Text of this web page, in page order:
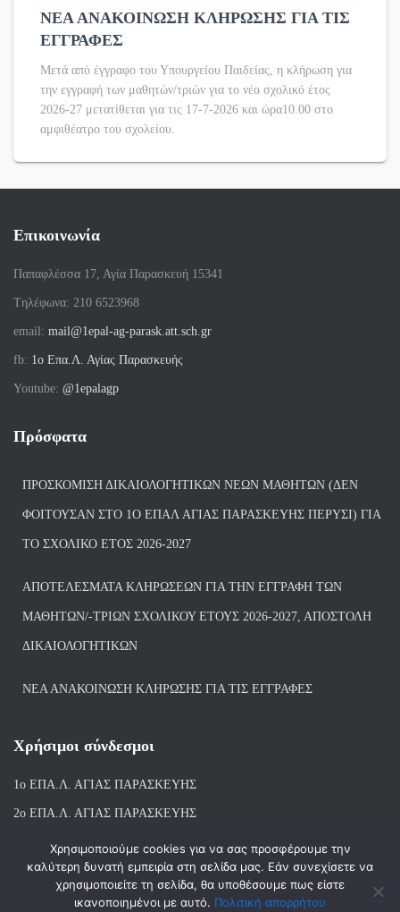
ΝΕΑ ΑΝΑΚΟΙΝΩΣΗ ΚΛΗΡΩΣΗΣ ΓΙΑ ΤΙΣ
ΕΓΓΡΑΦΕΣ
Μετά από έγγραφο του Υπουργείου Παιδείας, η κλήρωση για
την εγγραφή των μαθητών/τριών για το νέο σχολικό έτος
2026-27 μετατίθεται για τις 17-7-2026 και ώρα10.00 στο
αμφιθέατρο του σχολείου.
Επικοινωνία
Παπαφλέσσα 17, Αγία Παρασκευή 15341
Tηλέφωνα: 210 6523968
email: mail@1epal-ag-parask.att.sch.gr
fb: 1ο Επα.Λ. Αγίας Παρασκευής
Youtube: @1epalagp
Πρόσφατα
ΠΡΟΣΚΌΜΙΣΗ ΔΙΚΑΙΟΛΟΓΗΤΙΚΏΝ ΝΈΩΝ ΜΑΘΗΤΏΝ (ΔΕΝ
ΦΟΙΤΟΎΣΑΝ ΣΤΟ 1Ο ΕΠΑΛ ΑΓΙΑΣ ΠΑΡΑΣΚΕΥΗΣ ΠΈΡΥΣΙ) ΓΙΑ
ΤΟ ΣΧΟΛΙΚΌ ΈΤΟΣ 2026-2027
ΑΠΟΤΕΛΈΣΜΑΤΑ ΚΛΗΡΏΣΕΩΝ ΓΙΑ ΤΗΝ ΕΓΓΡΑΦΉ ΤΩΝ
ΜΑΘΗΤΏΝ/-ΤΡΙΏΝ ΣΧΟΛΙΚΟΎ ΈΤΟΥΣ 2026-2027, ΑΠΟΣΤΟΛΉ
ΔΙΚΑΙΟΛΟΓΗΤΙΚΏΝ
ΝΕΑ ΑΝΑΚΟΙΝΩΣΗ ΚΛΗΡΩΣΗΣ ΓΙΑ ΤΙΣ ΕΓΓΡΑΦΕΣ
Χρήσιμοι σύνδεσμοι
1ο ΕΠΑ.Λ. ΑΓΙΑΣ ΠΑΡΑΣΚΕΥΗΣ
2ο ΕΠΑ.Λ. ΑΓΙΑΣ ΠΑΡΑΣΚΕΥΗΣ
1ο Ε.Κ. ΑΓΙΑΣ ΠΑΡΑΣΚΕΥΗΣ
ΒΙΒΛΙΟΘΗΚΗ 1ου & 2ου ΕΠΑΛ ΑΓΙΑΣ ΠΑΡΑΣΚΕΥΗΣ
Χρησιμοποιούμε cookies για να σας προσφέρουμε την
καλύτερη δυνατή εμπειρία στη σελίδα μας. Εάν συνεχίσετε να
χρησιμοποιείτε τη σελίδα, θα υποθέσουμε πως είστε
ικανοποιημένοι με αυτό. Πολιτική απορρήτου